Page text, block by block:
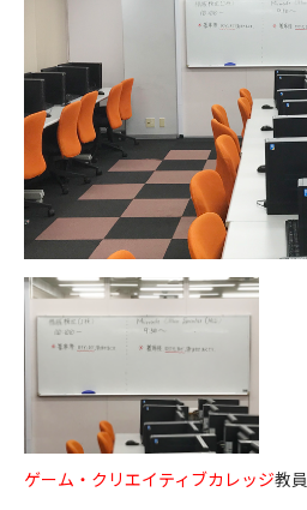
ゲーム・クリエイティブカレッジ教